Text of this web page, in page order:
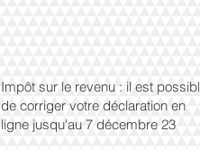
Impôt sur le revenu : il est possible
de corriger votre déclaration en
ligne jusqu'au 7 décembre 23